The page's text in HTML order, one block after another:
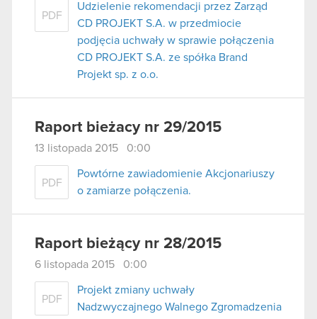
PDF
Udzielenie rekomendacji przez Zarząd
CD PROJEKT S.A. w przedmiocie
podjęcia uchwały w sprawie połączenia
CD PROJEKT S.A. ze spółka Brand
Projekt sp. z o.o.
Raport bieżacy nr 29/2015
13 listopada 2015 0:00
PDF
Powtórne zawiadomienie Akcjonariuszy
o zamiarze połączenia.
Raport bieżący nr 28/2015
6 listopada 2015 0:00
PDF
Projekt zmiany uchwały
Nadzwyczajnego Walnego Zgromadzenia